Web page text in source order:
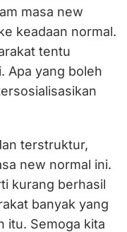
masa new
keadaan normal.
tentu
Apa yang boleh
terstruktur,
new normal ini.
kurang berhasil
banyak yang
itu. Semoga kita